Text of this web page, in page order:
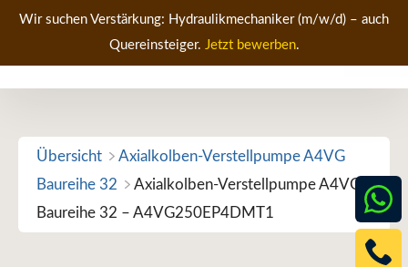
Zum
springen
Wir suchen Verstärkung: Hydraulikmechaniker (m/w/d) – auch
Quereinsteiger. Jetzt bewerben.
Übersicht
Axialkolben-Verstellpumpe A4VG
Baureihe 32
Axialkolben-Verstellpumpe A4VG
Baureihe 32 – A4VG250EP4DMT1